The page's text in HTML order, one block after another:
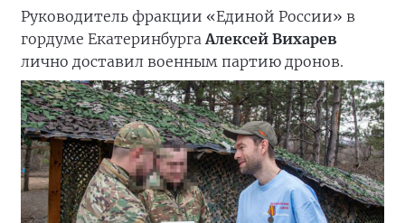
Руководитель фракции «Единой России» в
гордуме ЕкатеринбургаАлексей Вихарев
лично доставил военным партию дронов.